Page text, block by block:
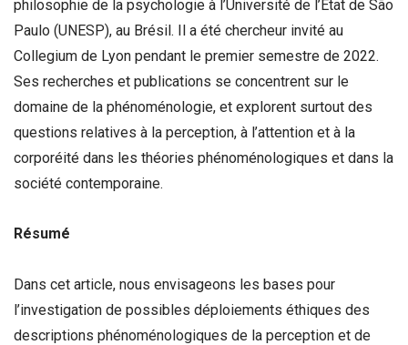
philosophie de la psychologie à l’Université de l’État de São
Paulo (UNESP), au Brésil. Il a été chercheur invité au
Collegium de Lyon pendant le premier semestre de 2022.
Ses recherches et publications se concentrent sur le
domaine de la phénoménologie, et explorent surtout des
questions relatives à la perception, à l’attention et à la
corporéité dans les théories phénoménologiques et dans la
société contemporaine.
Résumé
Dans cet article, nous envisageons les bases pour
l’investigation de possibles déploiements éthiques des
descriptions phénoménologiques de la perception et de